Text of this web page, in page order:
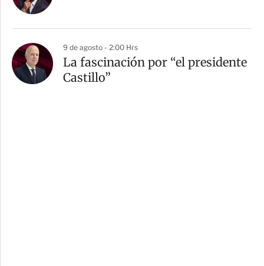
9 de agosto - 2:00 Hrs
La fascinación por “el presidente
Castillo”